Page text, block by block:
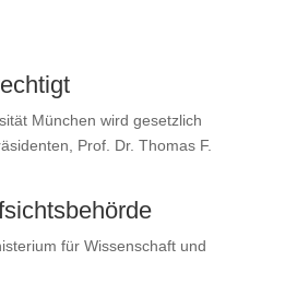
München wird gesetzlich
Prof. Dr. Thomas F.
für Wissenschaft und